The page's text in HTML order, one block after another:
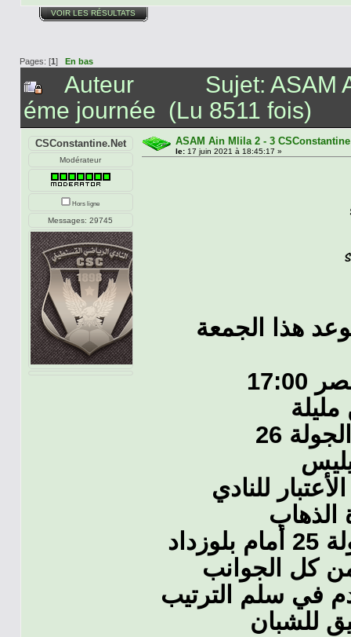
VOIR LES RÉSULTATS
Pages: [1] En bas
Auteur
Sujet: ASAM
éme journée (Lu 8511 fois)
CSConstantine.Net
Modérateur
Hors ligne
Messages: 29745
ASAM Ain Mlila 2 - 3
le: 17 juin 2021 à 18:45:17 »
هذا الجمعة
26
للنادي
الذهاب
كل الجوانب
في سلم الترتيب
للشبان